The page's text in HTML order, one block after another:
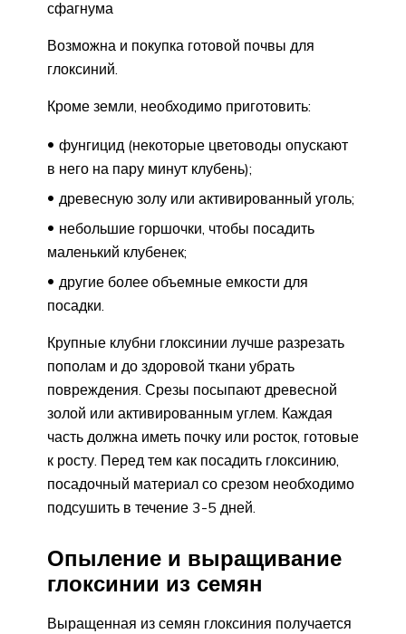
сфагнума
Возможна и покупка готовой почвы для
глоксиний.
Кроме земли, необходимо приготовить:
фунгицид (некоторые цветоводы опускают
в него на пару минут клубень);
древесную золу или активированный уголь;
небольшие горшочки, чтобы посадить
маленький клубенек;
другие более объемные емкости для
посадки.
Крупные клубни глоксинии лучше разрезать
пополам и до здоровой ткани убрать
повреждения. Срезы посыпают древесной
золой или активированным углем. Каждая
часть должна иметь почку или росток, готовые
к росту. Перед тем как посадить глоксинию,
посадочный материал со срезом необходимо
подсушить в течение 3-5 дней.
Опыление и выращивание
глоксинии из семян
Выращенная из семян глоксиния получается